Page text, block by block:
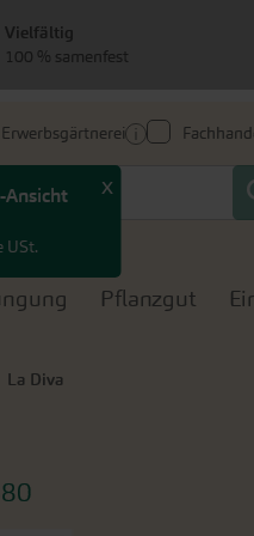
Ansicht
USt.
x
Erwerbsgärtnerei
Pflanzgut
La Diva
Vielfältig
100 % samenfest